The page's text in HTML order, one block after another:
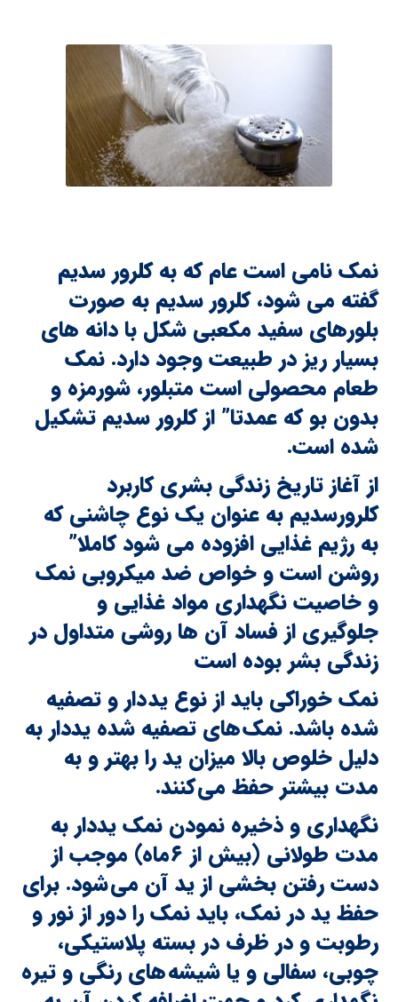
نمک نامی است عام که به کلرور سدیم
گفته می شود، کلرور سدیم به صورت
بلورهای سفید مکعبی شکل با دانه های
بسیار ریز در طبیعت وجود دارد. نمک
طعام محصولی است متبلور، شورمزه و
بدون بو که عمدتا” از کلرور سدیم تشکیل
شده است.
از آغاز تاریخ زندگی بشری کاربرد
کلرورسدیم به عنوان یک نوع چاشنی که
به رژیم غذایی افزوده می شود کاملا”
روشن است و خواص ضد میکروبی نمک
و خاصیت نگهداری مواد غذایی و
جلوگیری از فساد آن ها روشی متداول در
زندگی بشر بوده است
نمک خوراکی باید از نوع ید دار و تصفیه
شده باشد. نمک های تصفیه شده یددار به
دلیل خلوص بالا میزان ید را بهتر و به
مدت بیشتر حفظ می کنند.
نگهداری و ذخیره نمودن نمک یددار به
مدت طولانی (بیش از ۶‌ماه) موجب از
دست رفتن بخشی از ید آن می شود. برای
حفظ ید در نمک، باید نمک را دور از نور و
رطوبت و در ظرف در بسته پلاستیکی،
چوبی، سفالی و یا شیشه های رنگی و تیره